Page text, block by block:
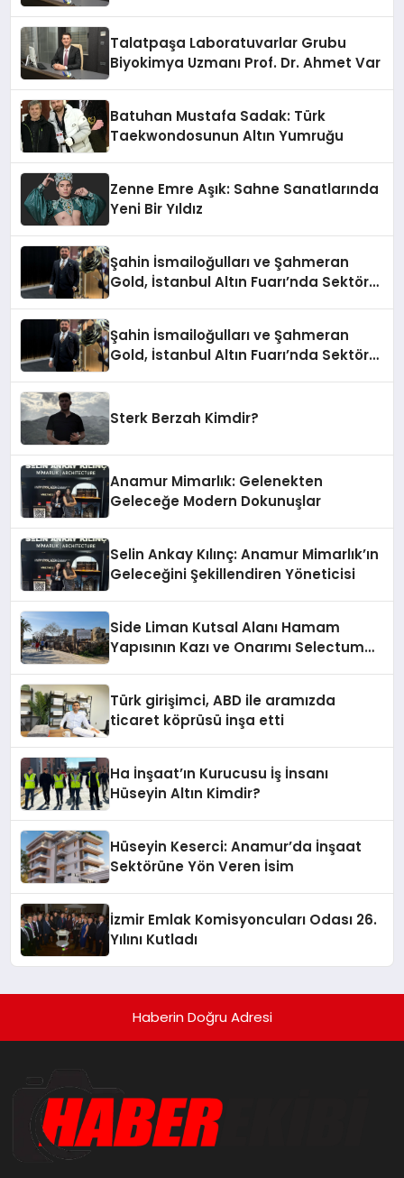
Talatpaşa Laboratuvarlar Grubu
Biyokimya Uzmanı Prof. Dr. Ahmet Var
Batuhan Mustafa Sadak: Türk
Taekwondosunun Altın Yumruğu
Zenne Emre Aşık: Sahne Sanatlarında
Yeni Bir Yıldız
Şahin İsmailoğulları ve Şahmeran
Gold, İstanbul Altın Fuarı’nda Sektöre
Şahin İsmailoğulları ve Şahmeran
Gold, İstanbul Altın Fuarı’nda Sektöre
Sterk Berzah Kimdir?
Anamur Mimarlık: Gelenekten
Geleceğe Modern Dokunuşlar
Selin Ankay Kılınç: Anamur Mimarlık’ın
Geleceğini Şekillendiren Yöneticisi
Side Liman Kutsal Alanı Hamam
Yapısının Kazı ve Onarımı Selectum
Türk girişimci, ABD ile aramızda
ticaret köprüsü inşa etti
Ha İnşaat’ın Kurucusu İş İnsanı
Hüseyin Altın Kimdir?
Hüseyin Keserci: Anamur’da İnşaat
Sektörüne Yön Veren İsim
İzmir Emlak Komisyoncuları Odası 26.
Yılını Kutladı
Haberin Doğru Adresi